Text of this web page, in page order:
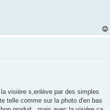
visière s,enlève par des simples
telle comme sur la photo d'en bas